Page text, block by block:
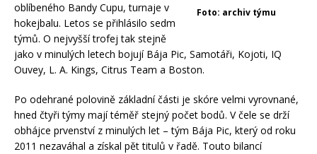
Foto: archiv týmu
oblíbeného Bandy Cupu, turnaje v
hokejbalu. Letos se přihlásilo sedm
týmů. O nejvyšší trofej tak stejně
jako v minulých letech bojují Bája Pic, Samotáři, Kojoti, IQ
Ouvey, L. A. Kings, Citrus Team a Boston.
Po odehrané polovině základní části je skóre velmi vyrovnané,
hned čtyři týmy mají téměř stejný počet bodů. V čele se drží
obhájce prvenství z minulých let – tým Bája Pic, který od roku
2011 nezaváhal a získal pět titulů v řadě. Touto bilancí